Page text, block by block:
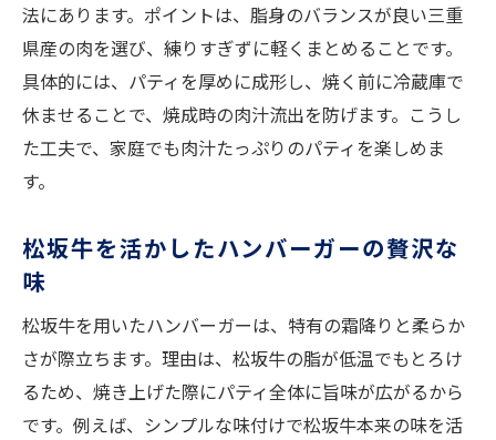
法にあります。ポイントは、脂身のバランスが良い三重
県産の肉を選び、練りすぎずに軽くまとめることです。
具体的には、パティを厚めに成形し、焼く前に冷蔵庫で
休ませることで、焼成時の肉汁流出を防げます。こうし
た工夫で、家庭でも肉汁たっぷりのパティを楽しめま
す。
松坂牛を活かしたハンバーガーの贅沢な
味
松坂牛を用いたハンバーガーは、特有の霜降りと柔らか
さが際立ちます。理由は、松坂牛の脂が低温でもとろけ
るため、焼き上げた際にパティ全体に旨味が広がるから
です。例えば、シンプルな味付けで松坂牛本来の味を活